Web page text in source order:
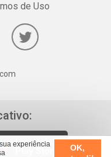
experiência
OK,
de Uso